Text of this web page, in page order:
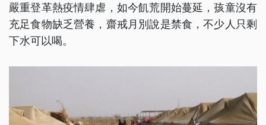
嚴重登革熱疫情肆虐，如今飢荒開始蔓延，孩童沒有
充足食物缺乏營養，齋戒月別說是禁食，不少人只剩
下水可以喝。